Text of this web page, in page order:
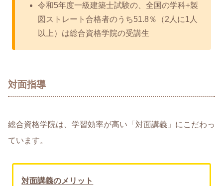
令和5年度一級建築士試験の、全国の学科+製
図ストレート合格者のうち51.8％（2人に1人
以上）は総合資格学院の受講生
対面指導
総合資格学院は、学習効率が高い「対面講義」にこだわっ
ています。
対面講義のメリット